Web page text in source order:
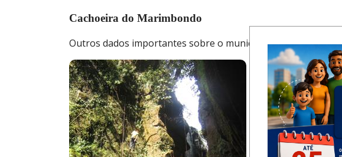
Cachoeira do Marimbondo
Outros dados importantes sobre o município:
O município de
equivale a
estimativa do
O índice de
0,802, graças ao